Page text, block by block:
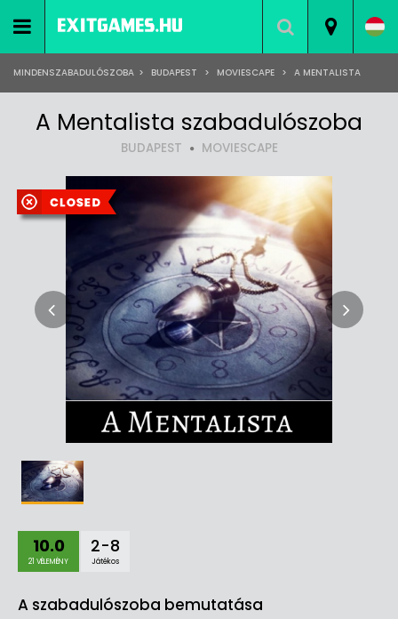
MINDENSZABADULÓSZOBA > BUDAPEST > MOVIESCAPE > A MENTALISTA
A Mentalista szabadulószoba
BUDAPEST MOVIESCAPE
10.0
21 VÉLEMÉNY
2-8
Játékos
A szabadulószoba bemutatása